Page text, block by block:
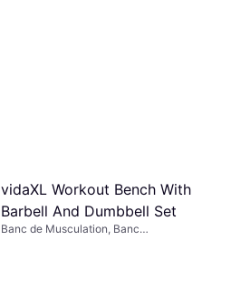
vidaXL Workout Bench With
Barbell And Dumbbell Set
Banc de Musculation, Banc